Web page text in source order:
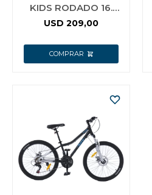
KIDS RODADO 16.
BLANCO
USD 209,00